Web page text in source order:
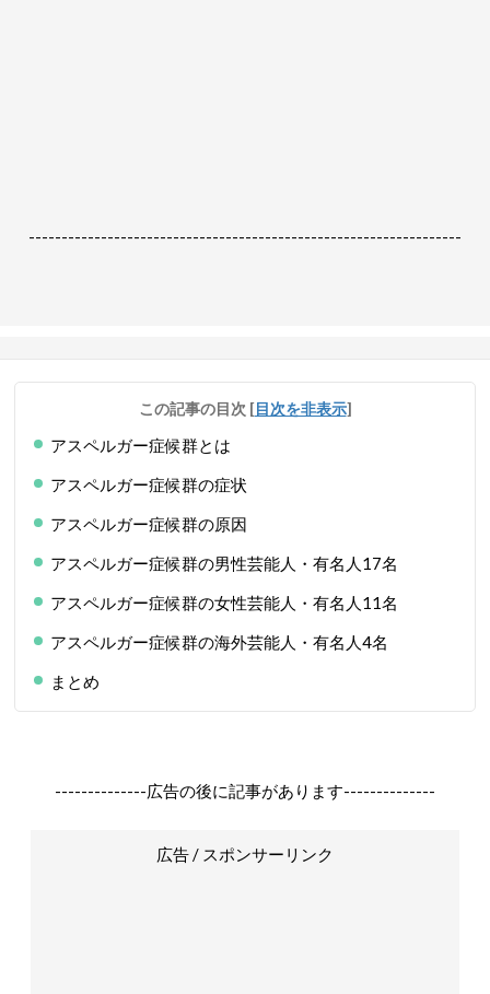
------------------------------------------------------------------
この記事の目次 [目次を非表示]
アスペルガー症候群とは
アスペルガー症候群の症状
アスペルガー症候群の原因
アスペルガー症候群の男性芸能人・有名人17名
アスペルガー症候群の女性芸能人・有名人11名
アスペルガー症候群の海外芸能人・有名人4名
まとめ
--------------広告の後に記事があります--------------
広告 / スポンサーリンク